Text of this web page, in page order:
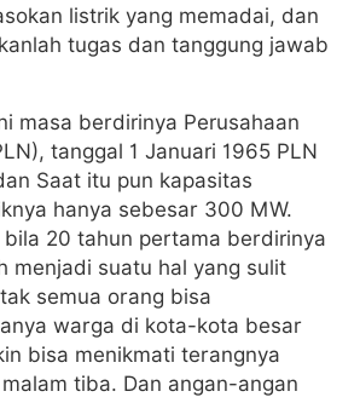
listrik yang memadai, dan
tugas dan tanggung jawab
masa berdirinya Perusahaan
tanggal 1 Januari 1965 PLN
Saat itu pun kapasitas
hanya sebesar 300 MW.
bila 20 tahun pertama berdirinya
menjadi suatu hal yang sulit
semua orang bisa
warga di kota-kota besar
bisa menikmati terangnya
tiba. Dan angan-angan